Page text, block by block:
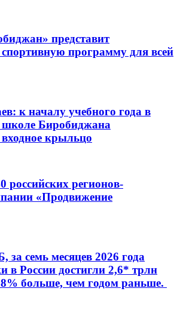
представит
программу для всей
к началу учебного года в
Биробиджана
крыльцо
российских регионов-
«Продвижение
семь месяцев 2026 года
в России достигли 2,6* трлн
больше, чем годом раньше.